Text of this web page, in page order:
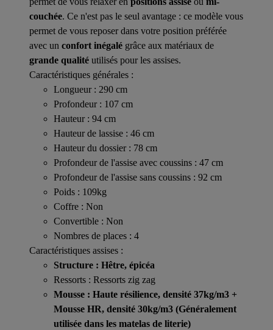
couchée. Ce n'est pas le seul avantage : ce modèle vous
permet de vous reposer dans votre position préférée
avec un confort inégalé grâce aux matériaux de
grande qualité utilisés pour les assises.
Caractéristiques générales :
Longueur : 290 cm
Profondeur : 107 cm
Hauteur : 94 cm
Hauteur de lassise : 46 cm
Hauteur du dossier : 78 cm
Profondeur de l'assise avec coussins : 47 cm
Profondeur de l'assise sans coussins : 92 cm
Poids : 109kg
Coffre : Non
Convertible : Non
Nombres de places : 4
Caractéristiques assises :
Structure : Hêtre, épicéa
Ressorts : Ressorts zig zag
Mousse : Haute résilience, densité 37kg/m3 +
Mousse HR, densité 30kg/m3 (Généralement
utilisée dans les matelas de literie)